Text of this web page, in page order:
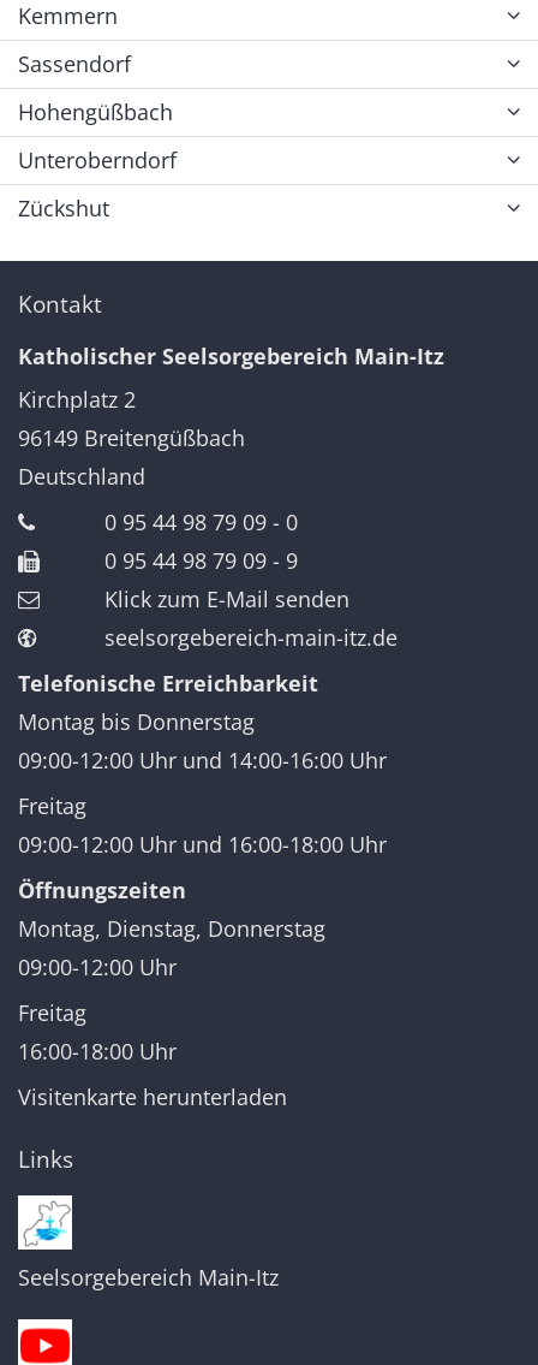
Kemmern
Sassendorf
Hohengüßbach
Unteroberndorf
Zückshut
Kontakt
Katholischer Seelsorgebereich Main-Itz
Kirchplatz 2
96149 Breitengüßbach
Deutschland
0 95 44 98 79 09 - 0
0 95 44 98 79 09 - 9
Klick zum E-Mail senden
seelsorgebereich-main-itz.de
Telefonische Erreichbarkeit
Montag bis Donnerstag
09:00-12:00 Uhr und 14:00-16:00 Uhr
Freitag
09:00-12:00 Uhr und 16:00-18:00 Uhr
Öffnungszeiten
Montag, Dienstag, Donnerstag
09:00-12:00 Uhr
Freitag
16:00-18:00 Uhr
Visitenkarte herunterladen
Links
Seelsorgebereich Main-Itz